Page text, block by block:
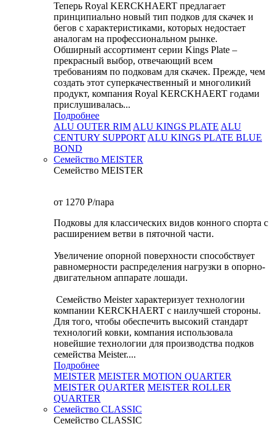
Теперь Royal KERCKHAERT предлагает
принципиально новый тип подков для скачек и
бегов с характеристиками, которых недостает
аналогам на профессиональном рынке.
Обширный ассортимент серии Kings Plate –
прекрасный выбор, отвечающий всем
требованиям по подковам для скачек. Прежде, чем
создать этот суперкачественный и многоликий
продукт, компания Royal KERCKHAERT годами
прислушивалась...
Подробнее
ALU OUTER RIM ALU KINGS PLATE ALU
CENTURY SUPPORT ALU KINGS PLATE BLUE
BOND
Семейство МEISTER
Семейство МEISTER
от 1270 P/пара
Подковы для классических видов конного спорта с
расширением ветви в пяточной части.
Увеличение опорной поверхности способствует
равномерности распределения нагрузки в опорно-
двигательном аппарате лошади.
Семейство Meister характеризует технологии
компании KERCKHAERT с наилучшей стороны.
Для того, чтобы обеспечить высокий стандарт
технологий ковки, компания использовала
новейшие технологии для производства подков
семейства Meister....
Подробнее
MEISTER MEISTER MOTION QUARTER
MEISTER QUARTER MEISTER ROLLER
QUARTER
Семейство CLASSIC
Семейство CLASSIC